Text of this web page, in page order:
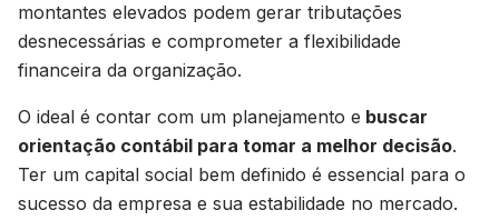
montantes elevados podem gerar tributações
desnecessárias e comprometer a flexibilidade
financeira da organização.
O ideal é contar com um planejamento e buscar
orientação contábil para tomar a melhor decisão.
Ter um capital social bem definido é essencial para o
sucesso da empresa e sua estabilidade no mercado.